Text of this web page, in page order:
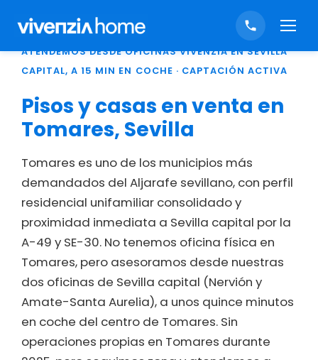
ALJARAFE NORTE (MUNICIPIO TOMARES) ·
ATENDEMOS DESDE OFICINAS VIVENZIA EN SEVILLA
CAPITAL, A 15 MIN EN COCHE · CAPTACIÓN ACTIVA
Pisos y casas en venta en
Tomares, Sevilla
Tomares es uno de los municipios más
demandados del Aljarafe sevillano, con perfil
residencial unifamiliar consolidado y
proximidad inmediata a Sevilla capital por la
A-49 y SE-30. No tenemos oficina física en
Tomares, pero asesoramos desde nuestras
dos oficinas de Sevilla capital (Nervión y
Amate-Santa Aurelia), a unos quince minutos
en coche del centro de Tomares. Sin
operaciones propias en Tomares durante